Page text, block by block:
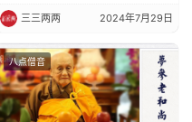
三三两两 2024年7月29日
八点僧音